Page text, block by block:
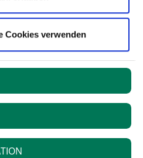
Cookies verwenden